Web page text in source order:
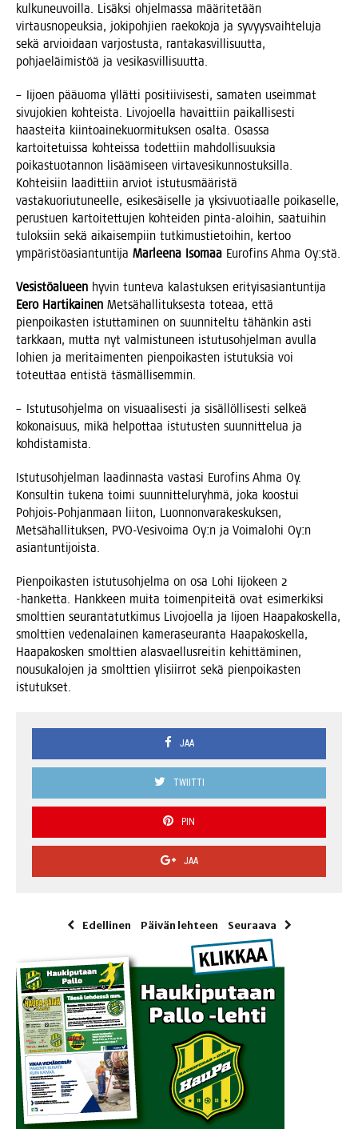
kul­ku­neu­voil­la. Lisäk­si ohjel­mas­sa mää­ri­te­tään
vir­taus­no­peuk­sia, joki­poh­jien rae­ko­ko­ja ja syvyys­vaih­te­lu­ja
sekä arvioi­daan var­jos­tus­ta, ran­ta­kas­vil­li­suut­ta,
poh­jae­läi­mis­töä ja vesikasvillisuutta.
– Iijoen pää­uo­ma yllät­ti posi­tii­vi­ses­ti, sama­ten useim­mat
sivu­jo­kien koh­teis­ta. Livo­joel­la havait­tiin pai­kal­li­ses­ti
haas­tei­ta kiin­toai­ne­kuor­mi­tuk­sen osal­ta. Osas­sa
kar­toi­te­tuis­sa koh­teis­sa todet­tiin mah­dol­li­suuk­sia
poi­kas­tuo­tan­non lisää­mi­seen vir­ta­ve­si­kun­nos­tuk­sil­la.
Koh­tei­siin laa­dit­tiin arviot istu­tus­mää­ris­tä
vas­ta­kuo­riu­tu­neel­le, esi­ke­säi­sel­le ja yksi­vuo­ti­aal­le poi­ka­sel­le,
perus­tuen kar­toi­tet­tu­jen koh­tei­den pin­ta-aloi­hin, saa­tui­hin
tulok­siin sekä aikai­sem­piin tut­ki­mus­tie­toi­hin, ker­too
ympä­ris­tö­asian­tun­ti­ja Mar­lee­na Iso­maa Euro­fins Ahma Oy:stä.
Vesis­tö­alu­een hyvin tun­te­va kalas­tuk­sen eri­tyis­asian­tun­ti­ja
Eero Har­ti­kai­nen Met­sä­hal­li­tuk­ses­ta tote­aa, että
pien­poi­kas­ten istut­ta­mi­nen on suun­ni­tel­tu tähän­kin asti
tark­kaan, mut­ta nyt val­mis­tu­neen istu­tus­oh­jel­man avul­la
lohien ja meri­tai­men­ten pien­poi­kas­ten istu­tuk­sia voi
toteut­taa entis­tä täsmällisemmin.
– Istu­tus­oh­jel­ma on visu­aa­li­ses­ti ja sisäl­löl­li­ses­ti sel­keä
koko­nai­suus, mikä hel­pot­taa istu­tus­ten suun­nit­te­lua ja
kohdistamista.
Istu­tus­oh­jel­man laa­din­nas­ta vas­ta­si Euro­fins Ahma Oy.
Kon­sul­tin tuke­na toi­mi suun­nit­te­lu­ryh­mä, joka koos­tui
Poh­jois-Poh­jan­maan lii­ton, Luon­non­va­ra­kes­kuk­sen,
Met­sä­hal­li­tuk­sen, PVO-Vesi­voi­ma Oy:n ja Voi­ma­lo­hi Oy:n
asiantuntijoista.
Pien­poi­kas­ten istu­tus­oh­jel­ma on osa Lohi Iijo­keen 2
‑han­ket­ta. Hank­keen mui­ta toi­men­pi­tei­tä ovat esi­mer­kik­si
smolt­tien seu­ran­ta­tut­ki­mus Livo­joel­la ja Iijoen Haa­pa­kos­kel­la,
smolt­tien vede­na­lai­nen kame­ra­seu­ran­ta Haa­pa­kos­kel­la,
Haa­pa­kos­ken smolt­tien alas­vael­lus­rei­tin kehit­tä­mi­nen,
nousu­ka­lo­jen ja smolt­tien yli­siir­rot sekä pien­poi­kas­ten
istutukset.
JAA
TWIITTI
PIN
JAA
Edellinen Päivän lehteen Seuraava